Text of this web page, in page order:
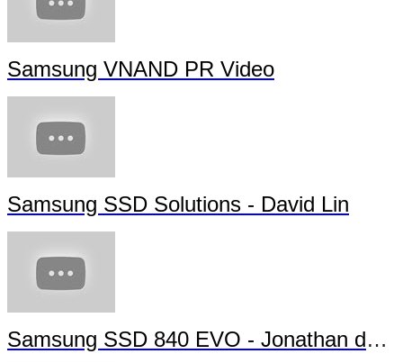
Samsung Memory Solutions Forum -
Opening
Samsung Memory Solutions Forum - Future Technology
Samsung VNAND PR Video